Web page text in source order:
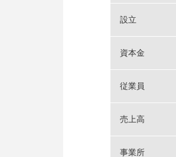
設立
資本金
従業員
売上高
事業所